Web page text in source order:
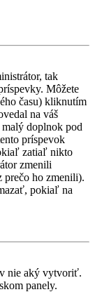
tak
Môžete
času) kliknutím
na váš
doplnok pod
príspevok
zatiaľ nikto
zmenili
prečo ho zmenili).
pokiaľ na
nie aký vytvoriť.
panely.